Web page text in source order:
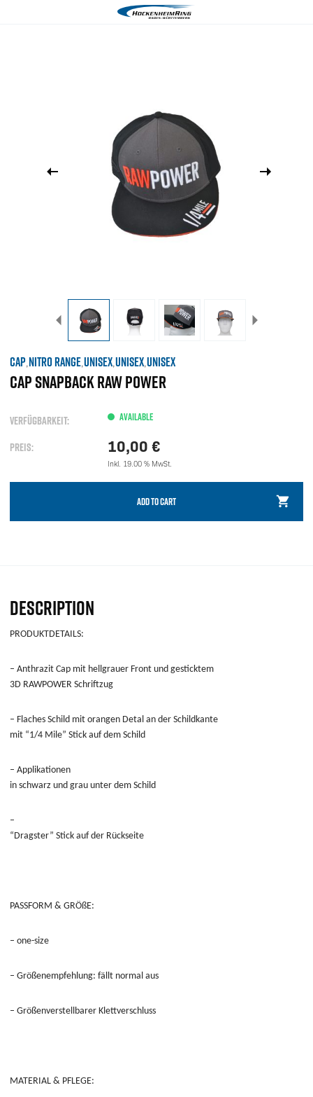
CAP,NITRO RANGE,UNISEX,UNISEX,UNISEX
CAP SNAPBACK RAW POWER
VERFÜGBARKEIT: AVAILABLE
PREIS: 10,00 €
Inkl. 19.00 % MwSt.
ADD TO CART
DESCRIPTION
PRODUKTDETAILS:
– Anthrazit Cap mit hellgrauer Front und gesticktem
3D RAWPOWER Schriftzug
– Flaches Schild mit orangen Detal an der Schildkante
mit “1/4 Mile” Stick auf dem Schild
– Applikationen
in schwarz und grau unter dem Schild
–
“Dragster” Stick auf der Rückseite
PASSFORM & GRÖßE:
– one-size
– Größenempfehlung: fällt normal aus
– Größenverstellbarer Klettverschluss
MATERIAL & PFLEGE: